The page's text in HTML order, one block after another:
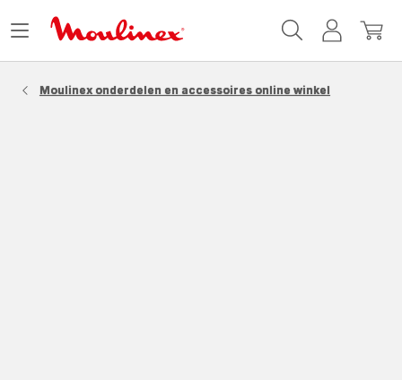
MijnMijn
Menu
Moulinex onderdelen en accessoires online winkel